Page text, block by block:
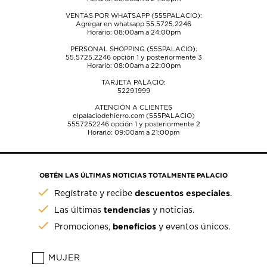
VENTAS POR WHATSAPP (555PALACIO):
Agregar en whatsapp 55.5725.2246
Horario: 08:00am a 24:00pm
PERSONAL SHOPPING (555PALACIO):
55.5725.2246opción 1 y posteriormente 3
Horario: 08:00am a 22:00pm
TARJETA PALACIO:
5229.1999
ATENCIÓN A CLIENTES
elpalaciodehierro.com (555PALACIO)
5557252246opción 1 y posteriormente 2
Horario: 09:00am a 21:00pm
OBTÉN LAS ÚLTIMAS NOTICIAS TOTALMENTE PALACIO
Regístrate y recibedescuentos especiales.
Las últimastendencias y noticias.
Promociones, beneficios y eventos únicos.
MUJER